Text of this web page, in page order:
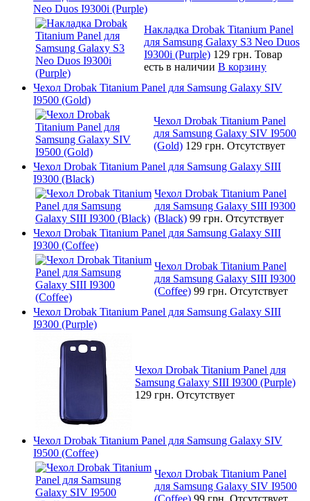
Neo Duos I9300i (Purple)
Накладка Drobak Titanium Panel
для Samsung Galaxy S3 Neo Duos
I9300i (Purple) 129 грн. Товар
есть в наличии В корзину
Чехол Drobak Titanium Panel для Samsung Galaxy SIV
I9500 (Gold)
Чехол Drobak Titanium Panel
для Samsung Galaxy SIV I9500
(Gold) 129 грн. Отсутствует
Чехол Drobak Titanium Panel для Samsung Galaxy SIII
I9300 (Black)
Чехол Drobak Titanium Panel
для Samsung Galaxy SIII I9300
(Black) 99 грн. Отсутствует
Чехол Drobak Titanium Panel для Samsung Galaxy SIII
I9300 (Coffee)
Чехол Drobak Titanium Panel
для Samsung Galaxy SIII I9300
(Coffee) 99 грн. Отсутствует
Чехол Drobak Titanium Panel для Samsung Galaxy SIII
I9300 (Purple)
Чехол Drobak Titanium Panel для
Samsung Galaxy SIII I9300 (Purple)
129 грн. Отсутствует
Чехол Drobak Titanium Panel для Samsung Galaxy SIV
I9500 (Coffee)
Чехол Drobak Titanium Panel
для Samsung Galaxy SIV I9500
(Coffee) 99 грн. Отсутствует